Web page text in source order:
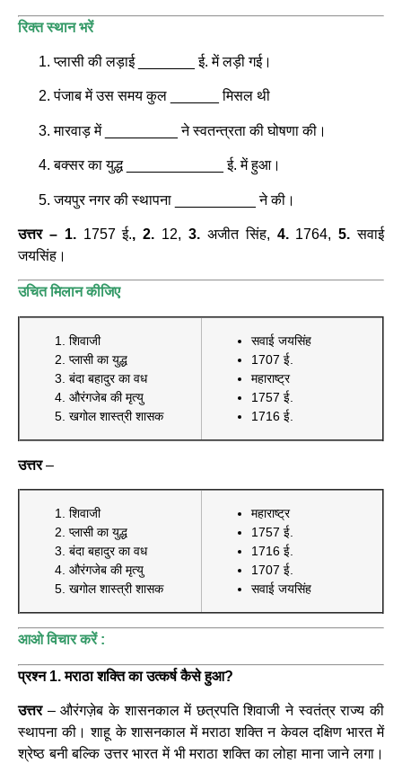
रिक्त स्थान भरें
प्लासी की लड़ाई _______ ई. में लड़ी गई।
पंजाब में उस समय कुल ______ मिसल थी
मारवाड़ में _________ ने स्वतन्त्रता की घोषणा की।
बक्सर का युद्ध ____________ ई. में हुआ।
जयपुर नगर की स्थापना __________ ने की।
उत्तर – 1.1757 ई., 2. 12, 3.अजीत सिंह, 4.1764,5. सवाई
जयसिंह।
उचित मिलान कीजिए
शिवाजी
प्लासी का युद्ध
बंदा बहादुर का वध
औरंगजेब की मृत्यु
खगोल शास्त्री शासक
सवाई जयसिंह
1707 ई.
महाराष्ट्र
1757 ई.
1716 ई.
उत्तर–
शिवाजी
प्लासी का युद्ध
बंदा बहादुर का वध
औरंगजेब की मृत्यु
खगोल शास्त्री शासक
महाराष्ट्र
1757 ई.
1716 ई.
1707 ई.
सवाई जयसिंह
आओ विचार करें :
प्रश्न 1. मराठा शक्ति का उत्कर्ष कैसे हुआ?
उत्तर – औरंगज़ेब के शासनकाल में छत्रपति शिवाजी ने स्वतंत्र राज्य की
स्थापना की। शाहू के शासनकाल में मराठा शक्ति न केवल दक्षिण भारत में
श्रेष्ठ बनी बल्कि उत्तर भारत में भी मराठा शक्ति का लोहा माना जाने लगा।